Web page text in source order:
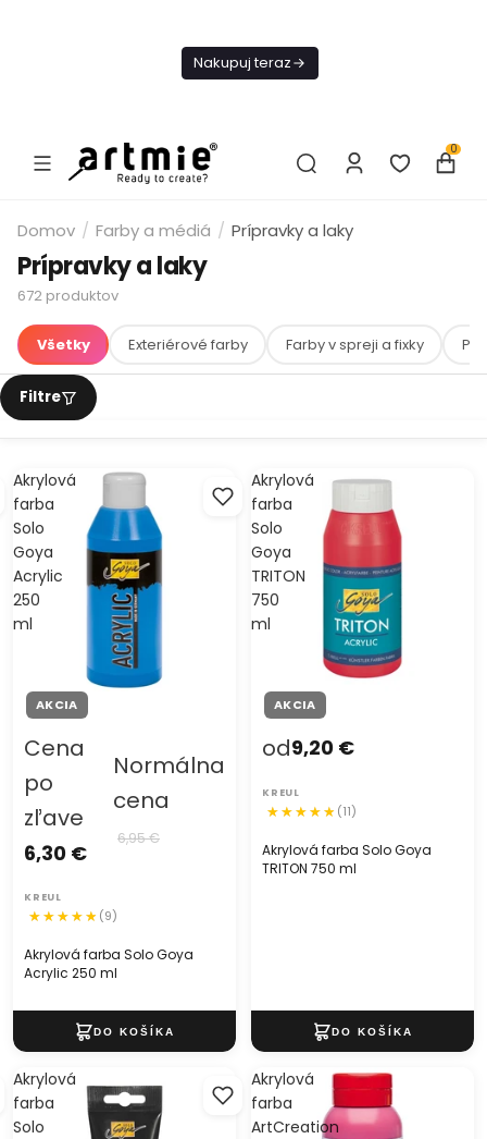
Nakupuj teraz
0
Domov / Farby a médiá / Prípravky a laky
Prípravky a laky
672 produktov
Všetky Exteriérové farby Farby v spreji a fixky
Akrylová
farba
Solo
Goya
Acrylic
250
ml
AKCIA
Akrylová farba Solo Goya
Acrylic 250 ml
Cena
po
zľave
6,30 €
Normálna
cena
6,95 €
KREUL
(9)
Akrylová
farba
Solo
Goya
TRITON
750
ml
AKCIA
Akrylová farba Solo Goya
TRITON 750 ml
od9,20 €
KREUL
(11)
Akrylová
farba
Solo
Akrylová
farba
ArtCreation